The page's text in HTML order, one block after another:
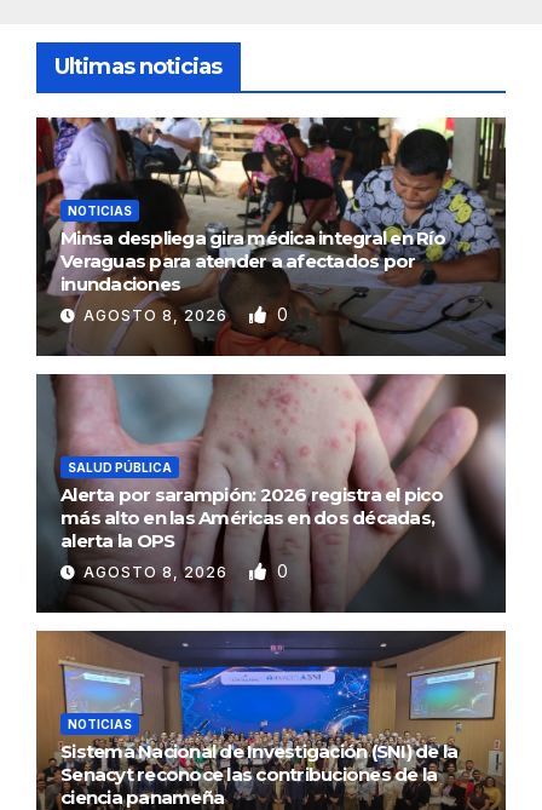
Ultimas noticias
NOTICIAS
Minsa despliega gira médica integral en Río
Veraguas para atender a afectados por
inundaciones
AGOSTO 8, 2026 0
SALUD PÚBLICA
Alerta por sarampión: 2026 registra el pico
más alto en las Américas en dos décadas,
alerta la OPS
AGOSTO 8, 2026 0
NOTICIAS
Sistema Nacional de Investigación (SNI) de la
Senacyt reconoce las contribuciones de la
ciencia panameña